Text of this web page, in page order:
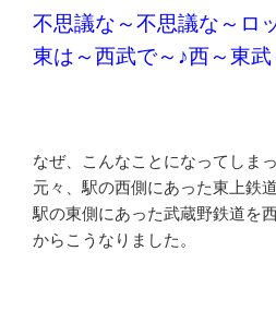
不思議な～不思議な～ロ
東は～西武で～♪西～東武
なぜ、こんなことになってしま
元々、駅の西側にあった東上鉄
駅の東側にあった武蔵野鉄道を
からこうなりました。